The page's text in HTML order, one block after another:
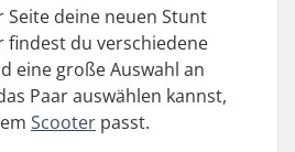
Seite deine neuen Stunt
findest du verschiedene
eine große Auswahl an
Paar auswählen kannst,
Scooter passt.